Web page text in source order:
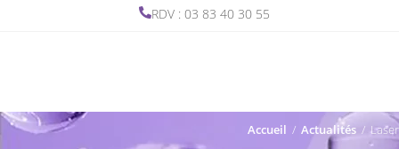
RDV : 03 83 40 30 55
Accueil / Actualités / Laser